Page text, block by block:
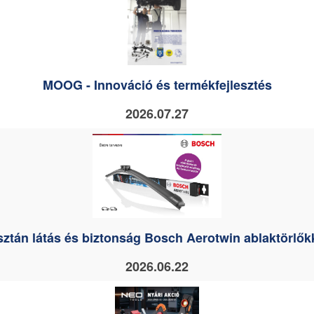
MOOG - Innováció és termékfejlesztés
2026.07.27
látás és biztonság Bosch Aerotwin
2026.06.22